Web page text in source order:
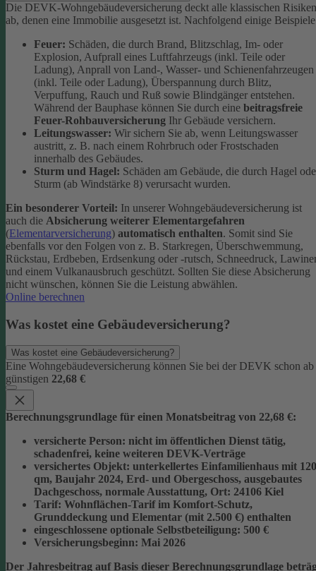
Die DEVK-Wohngebäudeversicherung deckt alle klassischen Risiken
ab, denen eine Immobilie ausgesetzt ist. Nachfolgend einige
Feuer: Schäden, die durch Brand, Blitzschlag, Im- oder
Explosion, Aufprall eines Luftfahrzeugs (inkl. Teile oder
Ladung), Anprall von Land-, Wasser- und Schienenfahrzeugen
(inkl. Teile oder Ladung), Überspannung durch Blitz,
Verpuffung, Rauch und Ruß sowie Blindgänger entstehen.
Während der Bauphase können Sie durch eine beitragsfreie
Feuer-Rohbauversicherung Ihr Gebäude versichern.
Leitungswasser: Wir sichern Sie ab, wenn Leitungswasser
austritt, z. B. nach einem Rohrbruch oder Frostschaden
innerhalb des Gebäudes.
Sturm und Hagel: Schäden am Gebäude, die durch Hagel
Sturm (ab Windstärke 8) verursacht wurden.
Ein besonderer Vorteil: In unserer Wohngebäudeversicherung ist
auch die Absicherung weiterer Elementargefahren
(Elementarversicherung) automatisch enthalten. Somit sind Sie
ebenfalls vor den Folgen von z. B. Starkregen, Überschwemmung,
Rückstau, Erdbeben, Erdsenkung oder -rutsch, Schneedruck,
und einem Vulkanausbruch geschützt. Sollten Sie diese Absicherung
nicht wünschen, können Sie die Leistung abwählen.
Online berechnen
Was kostet eine Gebäudeversicherung?
Was kostet eine Gebäudeversicherung?
Eine Wohngebäudeversicherung können Sie bei der DEVK schon ab
günstigen 22,68 €
Berechnungsgrundlage für einen Monatsbeitrag von 22,68 €:
versicherte Person: nicht im öffentlichen Dienst tätig,
schadenfrei, keine weiteren DEVK-Verträge
versichertes Objekt: unterkellertes Einfamilienhaus mit 120
qm, Baujahr 2024, Erd- und Obergeschoss, ausgebautes
Dachgeschoss, normale Ausstattung, Ort: 24106 Kiel
Tarif: Wohnflächen-Tarif im Komfort-Schutz,
Grunddeckung und Elementar (mit 2.500 €) enthalten
eingeschlossene optionale Selbstbeteiligung: 500 €
Versicherungsbeginn: Mai 2026
Der Jahresbeitrag auf Basis dieser Berechnungsgrundlage